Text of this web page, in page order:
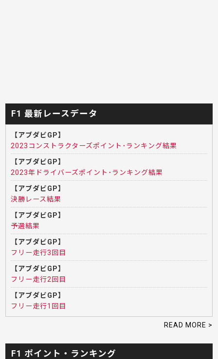
F1 最新レースデータ
【アブダビGP】
2023コンストラクターズポイント･ランキング結果
【アブダビGP】
2023年ドライバーズポイント･ランキング結果
【アブダビGP】
決勝レース結果
【アブダビGP】
予選結果
【アブダビGP】
フリー走行3回目
【アブダビGP】
フリー走行2回目
【アブダビGP】
フリー走行1回目
READ MORE >
F1 ポイント・ランキング